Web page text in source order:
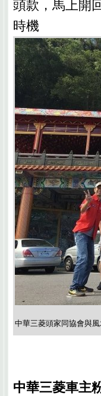
頭款，馬上開
時機
中華三菱頭家同協會與
中華三菱車主